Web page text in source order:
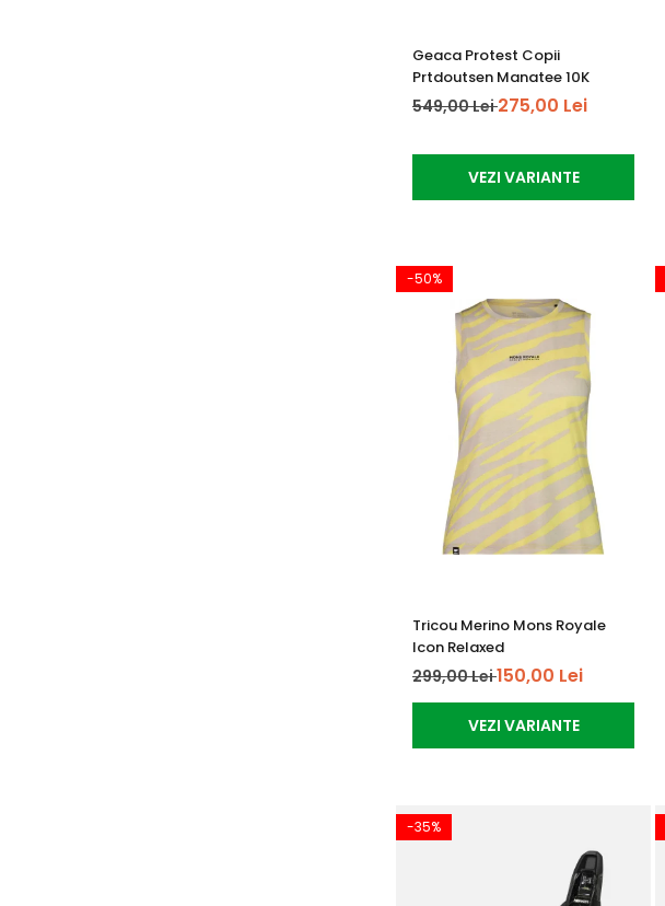
Geaca Protest Copii
Prtdoutsen Manatee 10K
549,00 Lei275,00 Lei
VEZI VARIANTE
-50%
Tricou Merino Mons Royale
Icon Relaxed
299,00 Lei150,00 Lei
VEZI VARIANTE
-35%